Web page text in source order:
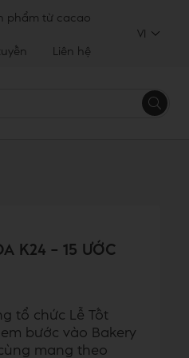
phẩm từ cacao
Liên hệ
VI
Tìm
K24 – 15 ƯỚC
tổ chức Lễ Tốt
bước vào Bakery
mang theo